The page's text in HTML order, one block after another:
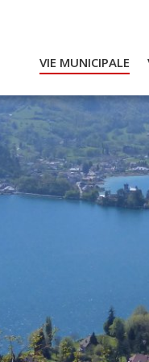
VIE MUNICIPALE
Actualités et agenda
Conseil municipal
Actes
Réglementaires
Services municipaux
Intercommunalité
Emplois / Marchés
Finances